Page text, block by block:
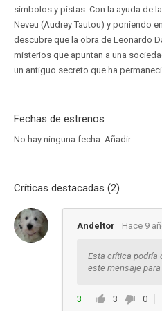
símbolos y pistas. Con la ayuda de
Neveu (Audrey Tautou) y poniendo
descubre que la obra de Leonardo
misterios que apuntan a una
un antiguo secreto que ha
Fechas de estrenos
No hay ninguna fecha. Añadir
Críticas destacadas (2)
Andeltor Hace 9
Esta crítica podría
este mensaje
3 3 0